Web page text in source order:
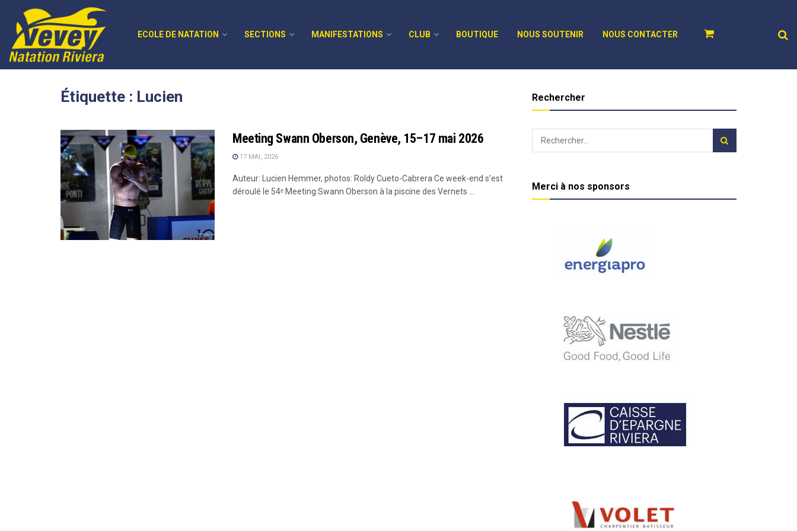
ECOLE DE NATATION SECTIONS MANIFESTATIONS CLUB BOUTIQUE NOUS SOUTENIR NOUS CONTACTER
Étiquette : Lucien
Meeting Swann Oberson, Genève, 15–17 mai 2026
17 MAI, 2026
Auteur: Lucien Hemmer, photos: Roldy Cueto-Cabrera Ce week-end s’est
déroulé le 54ᵉ Meeting Swann Oberson à la piscine des Vernets ...
Rechercher
Merci à nos sponsors